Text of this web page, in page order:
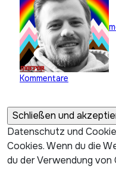
Kommentare
Datenschutz und
Cookies. Wenn du die
du der Verwendung von